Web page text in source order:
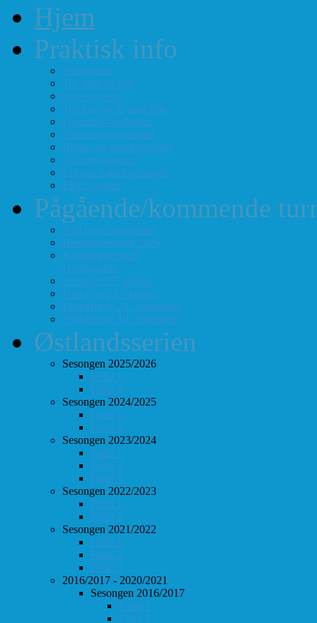
Hjem
Praktisk info
Terminliste
Tid, sted og pris
Styre og verv
Telefon- og E-post-liste
Forenings-vedtekter
Turneringsreglement
Barne- og ungdomssjakk
Årsmøte-papirer
Litt om sjakkforeningen
FIDEs regler
Pågående/kommende
Vårt turneringstilbud
Høstturneringen 2026
Klubbmesterskap
Hurtigsjakk
FolloLyn 27. august
FolloLyn 22. oktober
FolloHurtig 24. september
FolloHurtig 10. desember
Østlandsserien
Sesongen 2025/2026
Follo 1
Follo 2
Sesongen 2024/2025
Follo 1
Follo 2
Sesongen 2023/2024
Follo 1
Follo 2
Follo 3
Sesongen 2022/2023
Follo 1
Follo 2
Sesongen 2021/2022
Follo 1
Follo 2
Follo 3
2016/2017 - 2020/2021
Sesongen 2016/2017
Follo 1
Follo 2